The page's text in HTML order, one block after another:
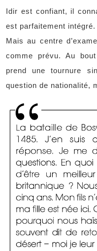
Idir est confiant, il
est parfaitement intégré.
Mais au centre
comme prévu. Au
prend une tournure
question de nationalité,